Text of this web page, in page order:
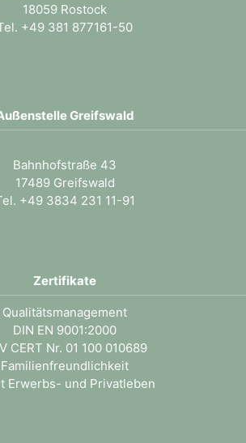
18059 Rostock
+49 381 877161-50
Greifswald
Bahnhofstraße 43
17489 Greifswald
+49 3834 231 11-91
Zertifikate
Qualitätsmanagement
DIN EN 9001:2000
CERT Nr. 01 100 010689
Familienfreundlichkeit
Erwerbs- und Privatleben